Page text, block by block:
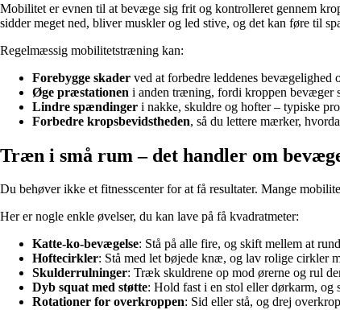
Mobilitet er evnen til at bevæge sig frit og kontrolleret gennem
sidder meget ned, bliver muskler og led stive, og det kan føre til
Regelmæssig mobilitetstræning kan:
Forebygge skader ved at forbedre leddenes bevægelighed
Øge præstationen i anden træning, fordi kroppen bevæger
Lindre spændinger i nakke, skuldre og hofter – typiske
Forbedre kropsbevidstheden, så du lettere mærker,
Træn i små rum – det handler om
Du behøver ikke et fitnesscenter for at få resultater. Mange
Her er nogle enkle øvelser, du kan lave på få kvadratmeter:
Katte-ko-bevægelse: Stå på alle fire, og skift mellem at
Hoftecirkler: Stå med let bøjede knæ, og lav rolige cirkler
Skulderrulninger: Træk skuldrene op mod ørerne og rul
Dyb squat med støtte: Hold fast i en stol eller dørkarm,
Rotationer for overkroppen: Sid eller stå, og drej